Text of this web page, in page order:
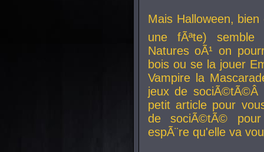
Mais Halloween, bien
une fÃªte) semble
Natures oÃ¹ on
bois ou se la jouer
Vampire la
jeux de
petit article pour
de sociÃ©tÃ©
espÃ¨re qu'elle va